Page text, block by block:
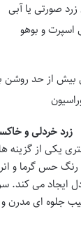
صورتی یا آبی
و بوهو
از حد روشن
زرد خردلی و
یکی از گزینه
حس گرما و
ایجاد می کند.
جلوه ای